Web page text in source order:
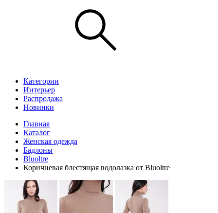
Категории
Интерьер
Распродажа
Новинки
Главная
Каталог
Женская одежда
Бадлоны
Bluoltre
Коричневая блестящая водолазка от Bluoltre